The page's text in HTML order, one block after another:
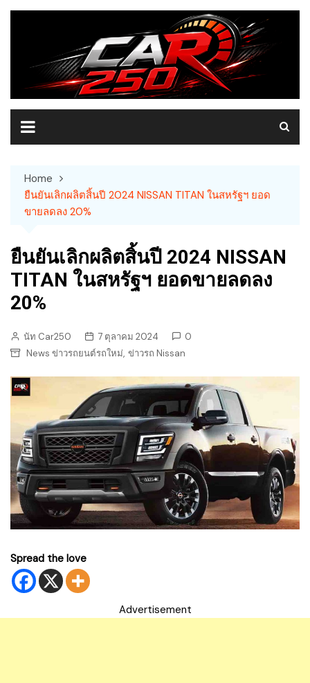
Skip
Home
ยืนยันเลิกผลิตสิ้นปี 2024 NISSAN TITAN ในสหรัฐฯ ยอด
ขายลดลง 20%
ยืนยันเลิกผลิตสิ้นปี 2024 NISSAN
TITAN ในสหรัฐฯ ยอดขายลดลง
20%
นัท Car250 7 ตุลาคม 2024
0
News ข่าวรถยนต์รถใหม่, ข่าวรถ Nissan
Spread the love
Advertisement